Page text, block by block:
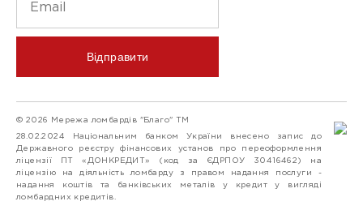
Відправити
© 2026 Мережа ломбардів "Благо" ТМ
28.02.2024 Національним банком України внесено запис до
Державного реєстру фінансових установ про переоформлення
ліцензії ПТ «ДОНКРЕДИТ» (код за ЄДРПОУ 30416462) на
ліцензію на діяльність ломбарду з правом надання послуги -
надання коштів та банківських металів у кредит у вигляді
ломбардних кредитів.